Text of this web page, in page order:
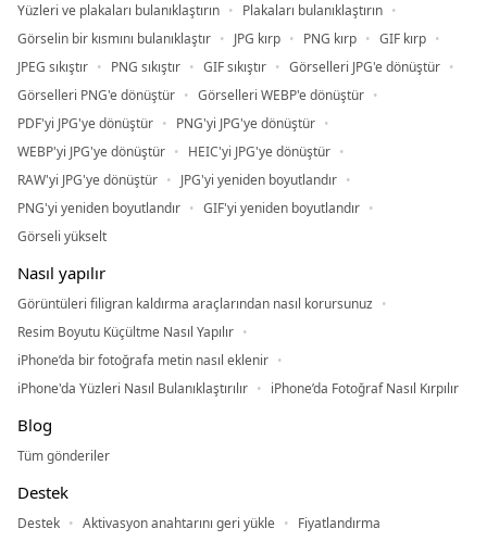
Yüzleri ve plakaları bulanıklaştırın
Plakaları bulanıklaştırın
Görselin bir kısmını bulanıklaştır
JPG kırp PNG kırp
GIF kırp
JPEG sıkıştır
PNG sıkıştır GIF sıkıştır
Görselleri JPG'e dönüştür
Görselleri PNG'e dönüştür
Görselleri WEBP'e dönüştür
PDF'yi JPG'ye dönüştür
PNG'yi JPG'ye dönüştür
WEBP'yi JPG'ye dönüştür
HEIC'yi JPG'ye dönüştür
RAW'yi JPG'ye dönüştür
JPG'yi yeniden boyutlandır
PNG'yi yeniden boyutlandır
GIF'yi yeniden boyutlandır
Görseli yükselt
Nasıl yapılır
Görüntüleri filigran kaldırma araçlarından nasıl korursunuz
Resim Boyutu Küçültme Nasıl Yapılır
iPhone’da bir fotoğrafa metin nasıl eklenir
iPhone'da Yüzleri Nasıl Bulanıklaştırılır
iPhone’da Fotoğraf Nasıl Kırpılır
Blog
Tüm gönderiler
Destek
Destek Aktivasyon anahtarını geri yükle Fiyatlandırma